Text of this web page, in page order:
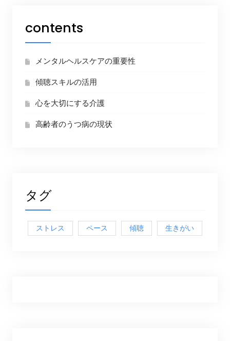
contents
メンタルヘルスケアの重要性
傾聴スキルの活用
心を大切にする介護
高齢者のうつ病の現状
タグ
ストレス ペース 傾聴 生きがい